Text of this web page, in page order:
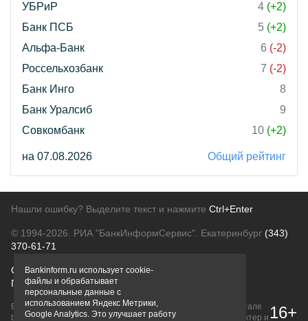
УБРиР
4 (+2)
Банк ПСБ
5 (+2)
Альфа-Банк
6 (-2)
Россельхозбанк
7 (-2)
Банк Инго
8
Банк Уралсиб
9
Совкомбанк
10 (+2)
на 07.08.2026 Общий рейтинг
Нашли ошибку? Выделите текст и нажмите Ctrl+Enter
© 1994-2026. РИА "БанкИнформСервис". Екатеринбург (343)
370-61-71
О проектеПолитика конфиденциальности
Правовая информацияДля рекламодателей
Вся информация о продуктах банков, размещенная на портале
bankinform.ru, носит исключительно ознакомительный характер и 16+
Bankinform.ru использует cookie-
файлы и обрабатывает
персональные данные с
использованием Яндекс Метрики,
Google Analytics. Это улучшает работу